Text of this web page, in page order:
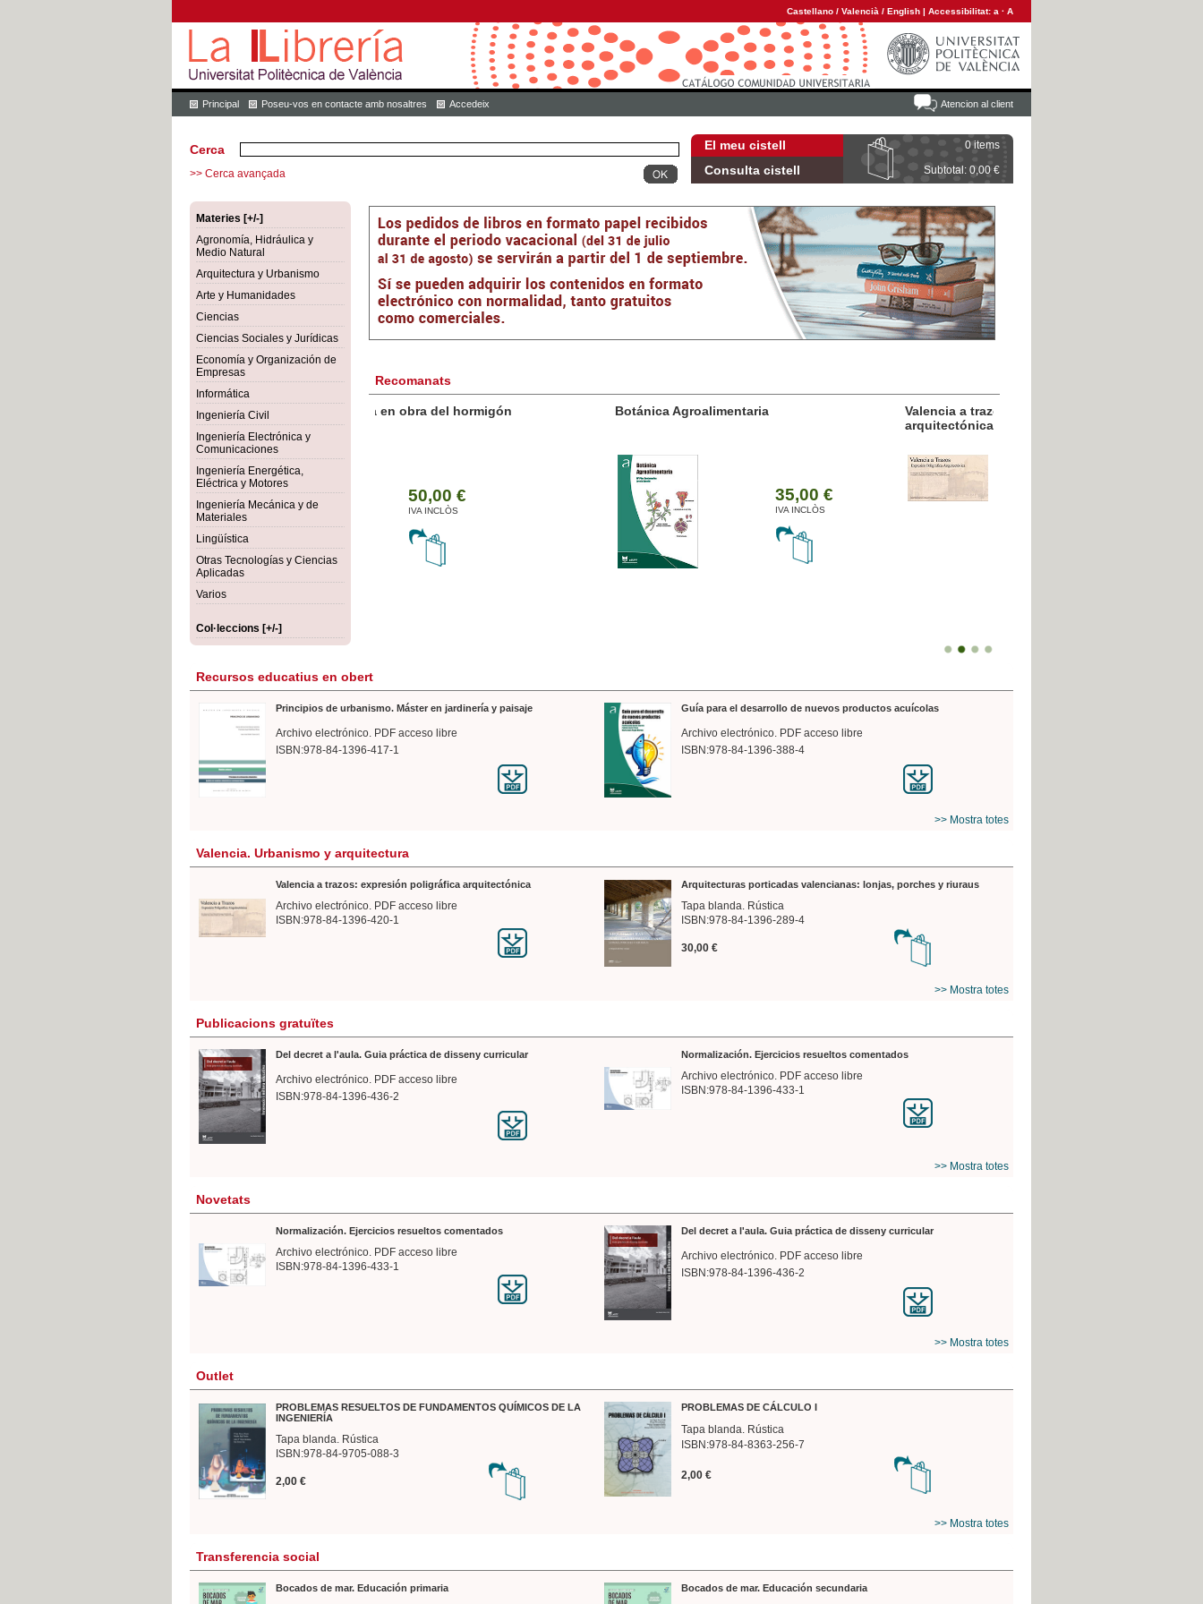
Castellano / Valencià / English | Accessibilitat: a · A
Atencion al client
Principal Poseu-vos en contacte amb nosaltres Accedeix
El meu cistell 0 items
Consulta cistell Subtotal: 0,00 €
Cerca
>> Cerca avançada
Materies [+/-]
Agronomía, Hidráulica y
Medio Natural
Arquitectura y Urbanismo
Arte y Humanidades
Ciencias
Ciencias Sociales y Jurídicas
Economía y Organización de
Empresas
Informática
Ingeniería Civil
Ingeniería Electrónica y
Comunicaciones
Ingeniería Energética,
Eléctrica y Motores
Ingeniería Mecánica y de
Materiales
Lingüística
Otras Tecnologías y Ciencias
Aplicadas
Varios
Col·leccions [+/-]
Recomanats
Botánica Agroalimentaria
Valencia a trazos: expresión poligráfica
Recursos educatius en obert
Principios de urbanismo. Máster en jardinería y paisaje
Archivo electrónico. PDF acceso libre
ISBN:978-84-1396-417-1
Guía para el desarrollo de nuevos productos acuícolas
Archivo electrónico. PDF acceso libre
ISBN:978-84-1396-388-4
>> Mostra totes
Valencia. Urbanismo y arquitectura
Valencia a trazos: expresión poligráfica arquitectónica
Archivo electrónico. PDF acceso libre
ISBN:978-84-1396-420-1
Arquitecturas porticadas valencianas: lonjas, porches y riuraus
Tapa blanda. Rústica
ISBN:978-84-1396-289-4
30,00 €
>> Mostra totes
Publicacions gratuïtes
Del decret a l'aula. Guia práctica de disseny curricular
Archivo electrónico. PDF acceso libre
ISBN:978-84-1396-436-2
Normalización. Ejercicios resueltos comentados
Archivo electrónico. PDF acceso libre
ISBN:978-84-1396-433-1
>> Mostra totes
Novetats
Normalización. Ejercicios resueltos comentados
Archivo electrónico. PDF acceso libre
ISBN:978-84-1396-433-1
Del decret a l'aula. Guia práctica de disseny curricular
Archivo electrónico. PDF acceso libre
ISBN:978-84-1396-436-2
>> Mostra totes
Outlet
PROBLEMAS RESUELTOS DE FUNDAMENTOS QUÍMICOS DE LA
INGENIERÍA
Tapa blanda. Rústica
ISBN:978-84-9705-088-3
2,00 €
PROBLEMAS DE CÁLCULO I
Tapa blanda. Rústica
ISBN:978-84-8363-256-7
2,00 €
>> Mostra totes
Transferencia social
Bocados de mar. Educación primaria Bocados de mar. Educación secundaria